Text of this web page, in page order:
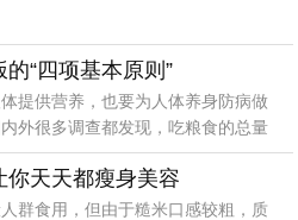
“四项基本原则”
提供营养，也要为人体养身防病做
外很多调查都发现，吃粮食的总量
你天天都瘦身美容
群食用，但由于糙米口感较粗，质